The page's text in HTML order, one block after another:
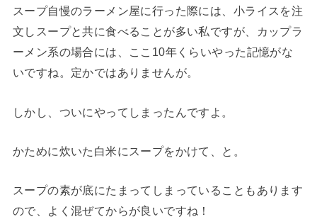
スープ自慢のラーメン屋に行った際には、小ライスを注
文しスープと共に食べることが多い私ですが、カップラ
ーメン系の場合には、ここ10年くらいやった記憶がな
いですね。定かではありませんが。
しかし、ついにやってしまったんですよ。
かために炊いた白米にスープをかけて、と。
スープの素が底にたまってしまっていることもあります
ので、よく混ぜてからが良いですね！